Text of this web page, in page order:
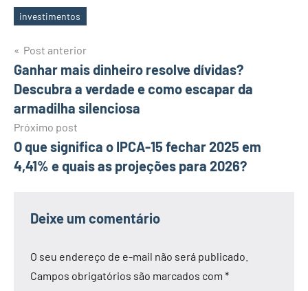
Tags
investimentos
Navegação
de
Post
Post anterior
Ganhar mais dinheiro resolve dívidas?
Descubra a verdade e como escapar da
armadilha silenciosa
Próximo post
O que significa o IPCA-15 fechar 2025 em
4,41% e quais as projeções para 2026?
Deixe um comentário
O seu endereço de e-mail não será publicado.
Campos obrigatórios são marcados com *